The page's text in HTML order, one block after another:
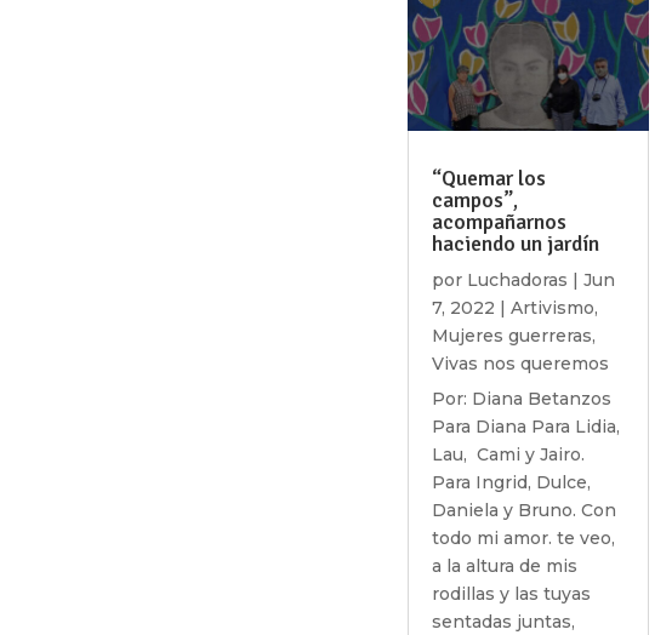
“Quemar los
campos”,
acompañarnos
haciendo un jardín
por Luchadoras
Jun
7, 2022
Artivismo,
Mujeres guerreras,
Vivas nos queremos
Por: Diana Betanzos
Para Diana Para Lidia,
Lau, Cami y Jairo.
Para Ingrid, Dulce,
Daniela y Bruno. Con
todo mi amor. te veo,
a la altura de mis
rodillas y las tuyas
sentadas juntas,